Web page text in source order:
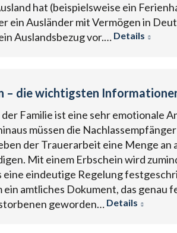
hat (beispielsweise ein
ein Ausländer mit Vermögen in
Auslandsbezug vor.… Details
– die wichtigsten
der Familie ist eine sehr emotionale
müssen die
der Trauerarbeit eine Menge an
Mit einem Erbschein wird
eine eindeutige Regelung
ein amtliches Dokument, das genau
geworden… Details